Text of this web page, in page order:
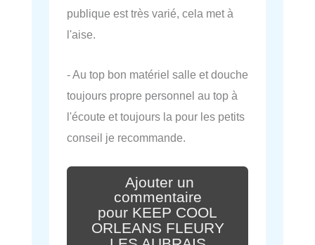
publique est très varié, cela met à
l'aise.
- Au top bon matériel salle et douche
toujours propre personnel au top à
l'écoute et toujours la pour les petits
conseil je recommande.
Ajouter un
commentaire
pour KEEP COOL
ORLEANS FLEURY